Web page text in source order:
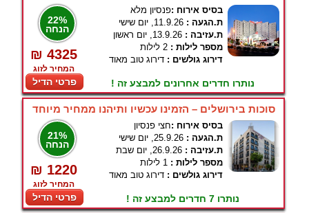
22%
הנחה
₪ 4325
המחיר לזוג
פרטי הדיל
בסיס אירוח :פנסיון מלא
ת.הגעה : 11.9.26, יום שישי
ת.עזיבה : 13.9.26, יום ראשון
מספר לילות : 2 לילות
דירוג גולשים : דירוג טוב מאוד
נותרו חדרים אחרונים למבצע זה !
סוכות בירושלים – הזמינו עכשיו ותיהנו ממחיר מיוחד
21%
הנחה
₪ 1220
המחיר לזוג
פרטי הדיל
בסיס אירוח :חצי פנסיון
ת.הגעה : 25.9.26, יום שישי
ת.עזיבה : 26.9.26, יום שבת
מספר לילות : 1 לילות
דירוג גולשים : דירוג טוב מאוד
נותרו 7 חדרים למבצע זה !